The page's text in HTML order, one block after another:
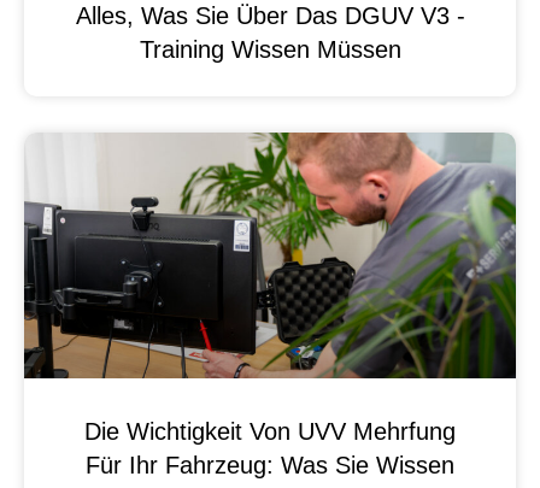
Alles, Was Sie Über Das DGUV V3 -
Training Wissen Müssen
Die Wichtigkeit Von UVV Mehrfung
Für Ihr Fahrzeug: Was Sie Wissen